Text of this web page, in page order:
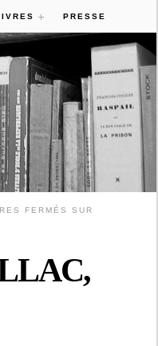
PRESSE
FERMÉS
SUR